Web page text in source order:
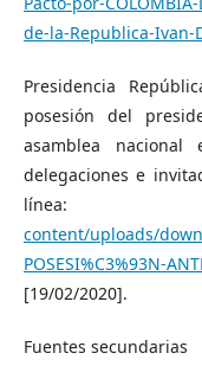
de-la-Republica-Ivan-
Presidencia
posesión del
asamblea
delegaciones e
línea:
content/uploads/
POSESI%C3%93N-
[19/02/2020].
Fuentes secundarias